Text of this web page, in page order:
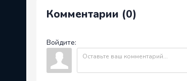
Комментарии (0)
Войдите: